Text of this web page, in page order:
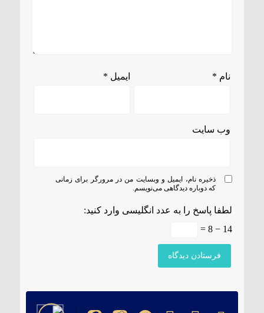
نام * ایمیل *
وب‌ سایت
ذخیره نام، ایمیل و وبسایت من در مرورگر برای زمانی
که دوباره دیدگاهی می‌نویسم.
لطفا پاسخ را به عدد انگلیسی وارد کنید:
14 − 8 =